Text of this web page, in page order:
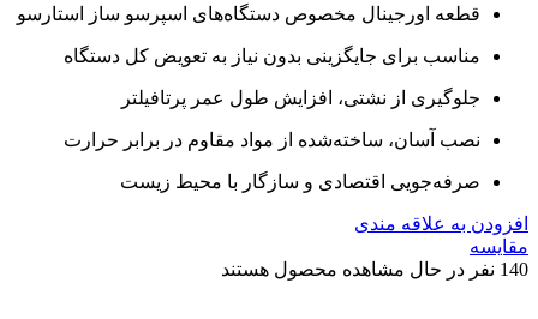
قطعه اورجینال مخصوص دستگاه‌های اسپرسو ساز استارسو
مناسب برای جایگزینی بدون نیاز به تعویض کل دستگاه
جلوگیری از نشتی، افزایش طول عمر پرتافیلتر
نصب آسان، ساخته‌شده از مواد مقاوم در برابر حرارت
صرفه‌جویی اقتصادی و سازگار با محیط زیست
افزودن به علاقه مندی
مقایسه
140 نفر در حال مشاهده محصول هستند